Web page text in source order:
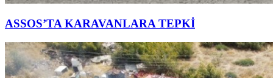
ASSOS’TA KARAVANLARA TEPKİ